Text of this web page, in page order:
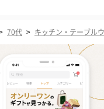
70代 > キッチン・テーブル